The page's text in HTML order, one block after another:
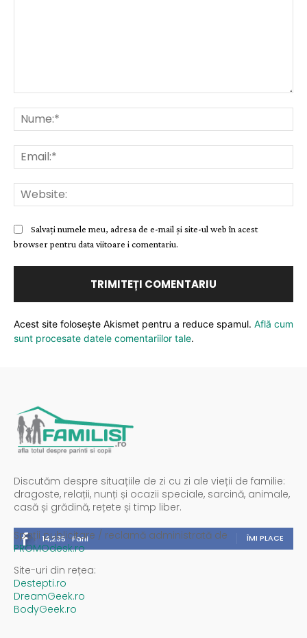
Salvați numele meu, adresa de e-mail și site-ul web în acest
browser pentru data viitoare i comentariu.
Acest site folosește Akismet pentru a reduce spamul. Află cum
sunt procesate datele comentariilor tale.
Discutăm despre situațiile de zi cu zi ale vieții de familie:
dragoste, relații, nunți și ocazii speciale, sarcină, animale,
casă și grădină, rețete și timp liber.
14,235 Fani ÎMI PLACE
Spații publicitare / reclamă administrată de
PROMOdesk.ro
Site-uri din rețea:
Destepti.ro
DreamGeek.ro
BodyGeek.ro